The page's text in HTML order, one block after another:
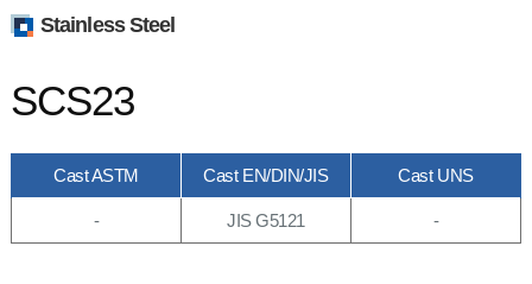
Stainless Steel
SCS23
Cast ASTM Cast EN/DIN/JIS Cast UNS
- JIS G5121 -